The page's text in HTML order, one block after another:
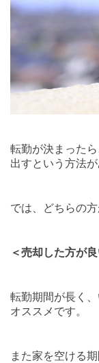
転勤が決まった
出すという方法が
では、どちらの
＜売却した方が
転勤期間が長く
オススメです。
また家を空ける